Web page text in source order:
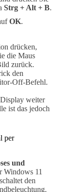
Strg + Alt + B.
OK.
drücken,
die Maus
zurück.
den
Off-Befehl.
weiter
ist das jedoch
per
und
Windows 11
den